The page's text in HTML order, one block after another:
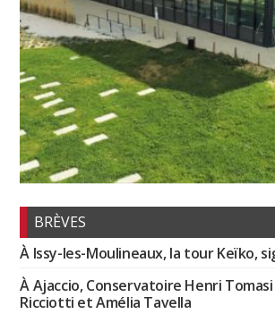
BRÈVES
À Issy-les-Moulineaux, la tour Keïko,
À Ajaccio, Conservatoire Henri
Ricciotti et Amélia Tavella